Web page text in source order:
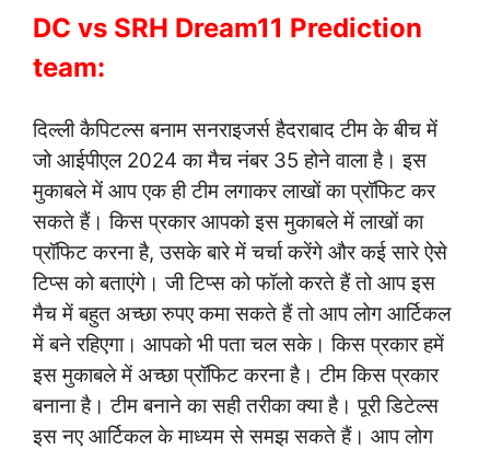
DC vs SRH Dream11 Prediction
team:
दिल्ली कैपिटल्स बनाम सनराइजर्स हैदराबाद टीम के बीच में
जो आईपीएल 2024 का मैच नंबर 35 होने वाला है। इस
मुकाबले में आप एक ही टीम लगाकर लाखों का प्रॉफिट कर
सकते हैं। किस प्रकार आपको इस मुकाबले में लाखों का
प्रॉफिट करना है, उसके बारे में चर्चा करेंगे और कई सारे ऐसे
टिप्स को बताएंगे। जी टिप्स को फॉलो करते हैं तो आप इस
मैच में बहुत अच्छा रुपए कमा सकते हैं तो आप लोग आर्टिकल
में बने रहिएगा। आपको भी पता चल सके। किस प्रकार हमें
इस मुकाबले में अच्छा प्रॉफिट करना है। टीम किस प्रकार
बनाना है। टीम बनाने का सही तरीका क्या है। पूरी डिटेल्स
इस नए आर्टिकल के माध्यम से समझ सकते हैं। आप लोग